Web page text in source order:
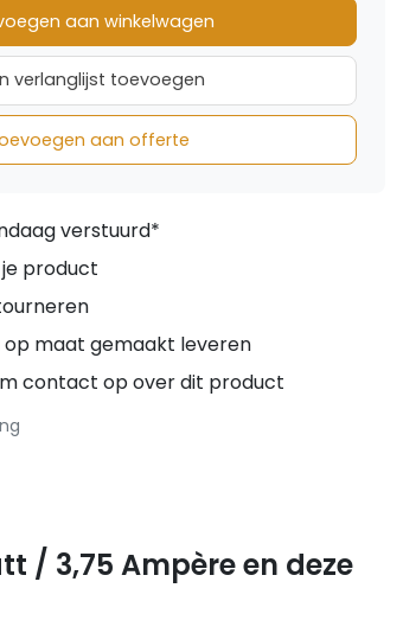
aan winkelwagen
verlanglijst toevoegen
aan offerte
verstuurd*
product
op maat gemaakt leveren
contact op over dit product
/ 3,75 Ampère en deze